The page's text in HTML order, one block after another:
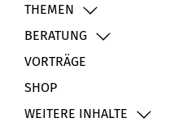
THEMEN
BERATUNG
VORTRÄGE
SHOP
WEITERE INHALTE